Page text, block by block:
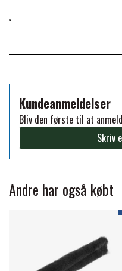
PREMIER
Kundeanmeldelser
Bliv den første til at
Skriv
Andre har også købt